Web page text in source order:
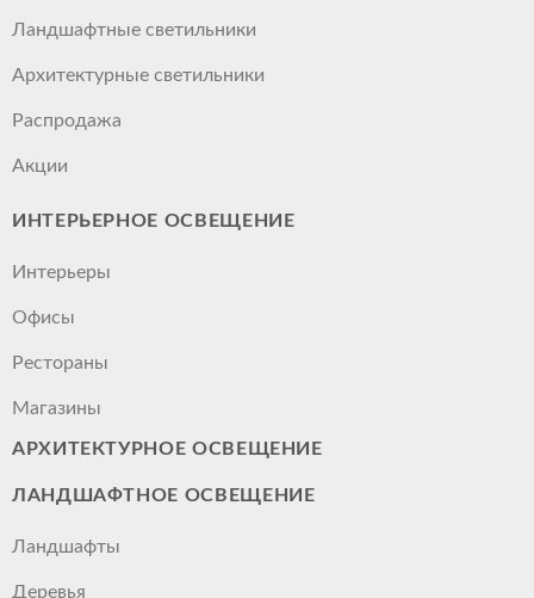
Ландшафтные светильники
Архитектурные светильники
Распродажа
Акции
ИНТЕРЬЕРНОЕ ОСВЕЩЕНИЕ
Интерьеры
Офисы
Рестораны
Магазины
АРХИТЕКТУРНОЕ ОСВЕЩЕНИЕ
ЛАНДШАФТНОЕ ОСВЕЩЕНИЕ
Ландшафты
Деревья